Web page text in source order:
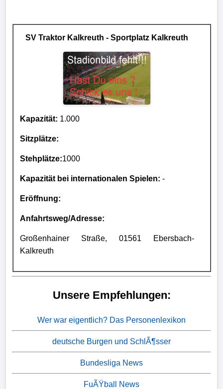
SV Traktor Kalkreuth - Sportplatz Kalkreuth
Kapazität: 1.000
Sitzplätze:
Stehplätze:1000
Kapazität bei internationalen Spielen: -
Eröffnung:
Anfahrtsweg/Adresse:
Großenhainer Straße, 01561 Ebersbach-
Kalkreuth
Unsere Empfehlungen:
Wer war eigentlich? Das Personenlexikon
deutsche Burgen und SchlÃ¶sser
Bundesliga News
FuÃŸball News